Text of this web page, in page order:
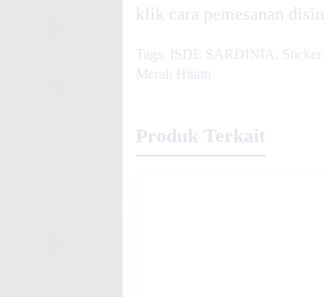
klik cara pemesanan disini
Tags: ISDE SARDINIA Sticker
Merah Hitam
Produk Terkait